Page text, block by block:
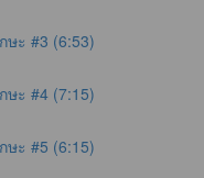
ษะ #3 (6:53)
ษะ #4 (7:15)
ษะ #5 (6:15)